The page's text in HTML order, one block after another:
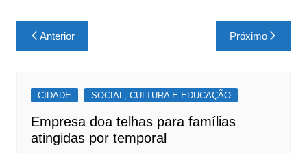
c
e
o
o
k
at
s
p
p
Navegação
de
Anterior Próximo
CIDADE SOCIAL, CULTURA E EDUCAÇÃO
Empresa doa telhas para famílias
atingidas por temporal